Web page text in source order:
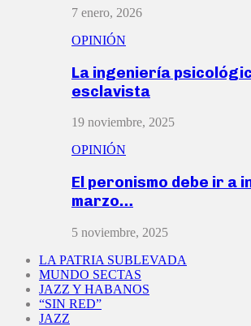
7 enero, 2026
OPINIÓN
La ingeniería
esclavista
19 noviembre, 2025
OPINIÓN
El peronismo debe ir a
marzo…
5 noviembre, 2025
LA PATRIA SUBLEVADA
MUNDO SECTAS
JAZZ Y HABANOS
“SIN RED”
JAZZ